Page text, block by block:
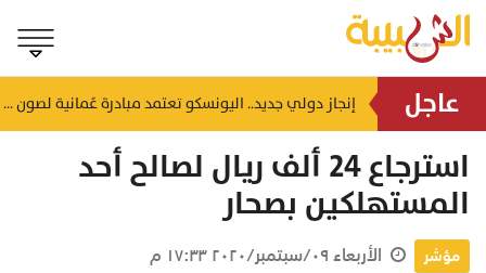
عاجل منذ ٢٦ دقيقة إنجاز دولي جديد.. اليونسكو تعتمد مبادرة عُمانية لصون الحرف التقليدية بقلعة بهلاء
استرجاع 24 ألف ريال لصالح أحد
المستهلكين بصحار
مؤشر الأربعاء ٠٩/سبتمبر/٢٠٢٠ ١٧:٣٣ م